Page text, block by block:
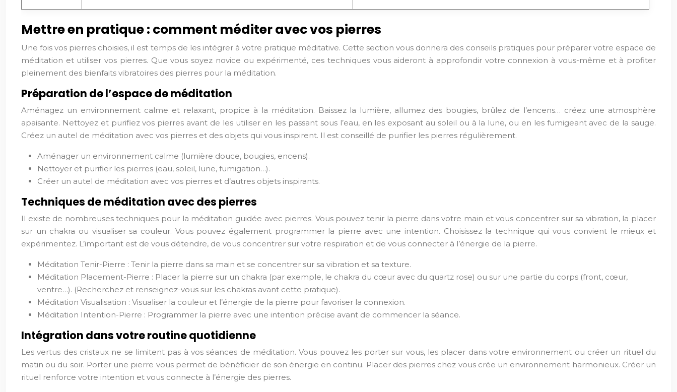
Mettre en pratique : comment méditer avec vos pierres
Une fois vos pierres choisies, il est temps de les intégrer à votre pratique méditative. Cette section vous donnera des conseils pratiques pour préparer votre espace de
méditation et utiliser vos pierres. Que vous soyez novice ou expérimenté, ces techniques vous aideront à approfondir votre connexion à vous-même et à profiter
pleinement des bienfaits vibratoires des pierres pour la méditation.
Préparation de l’espace de méditation
Aménagez un environnement calme et relaxant, propice à la méditation. Baissez la lumière, allumez des bougies, brûlez de l’encens… créez une atmosphère
apaisante. Nettoyez et purifiez vos pierres avant de les utiliser en les passant sous l’eau, en les exposant au soleil ou à la lune, ou en les fumigeant avec de la sauge.
Créez un autel de méditation avec vos pierres et des objets qui vous inspirent. Il est conseillé de purifier les pierres régulièrement.
Aménager un environnement calme (lumière douce, bougies, encens).
Nettoyer et purifier les pierres (eau, soleil, lune, fumigation…).
Créer un autel de méditation avec vos pierres et d’autres objets inspirants.
Techniques de méditation avec des pierres
Il existe de nombreuses techniques pour la méditation guidée avec pierres. Vous pouvez tenir la pierre dans votre main et vous concentrer sur sa vibration, la placer
sur un chakra ou visualiser sa couleur. Vous pouvez également programmer la pierre avec une intention. Choisissez la technique qui vous convient le mieux et
expérimentez. L’important est de vous détendre, de vous concentrer sur votre respiration et de vous connecter à l’énergie de la pierre.
Méditation Tenir-Pierre : Tenir la pierre dans sa main et se concentrer sur sa vibration et sa texture.
Méditation Placement-Pierre : Placer la pierre sur un chakra (par exemple, le chakra du cœur avec du quartz rose) ou sur une partie du corps (front, cœur,
ventre…). (Recherchez et renseignez-vous sur les chakras avant cette pratique).
Méditation Visualisation : Visualiser la couleur et l’énergie de la pierre pour favoriser la connexion.
Méditation Intention-Pierre : Programmer la pierre avec une intention précise avant de commencer la séance.
Intégration dans votre routine quotidienne
Les vertus des cristaux ne se limitent pas à vos séances de méditation. Vous pouvez les porter sur vous, les placer dans votre environnement ou créer un rituel du
matin ou du soir. Porter une pierre vous permet de bénéficier de son énergie en continu. Placer des pierres chez vous crée un environnement harmonieux. Créer un
rituel renforce votre intention et vous connecte à l’énergie des pierres.